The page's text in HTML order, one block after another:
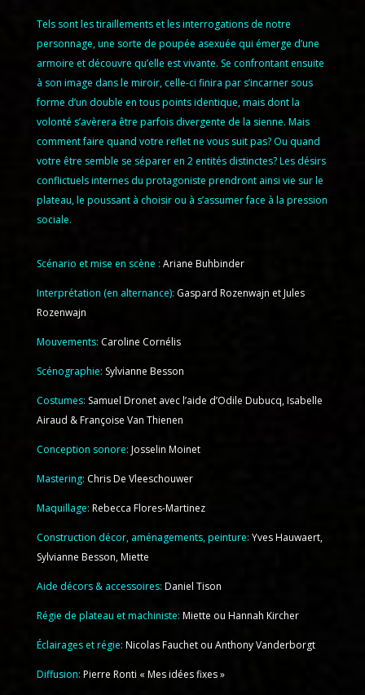
Tels sont les tiraillements et les interrogations de notre
personnage, une sorte de poupée asexuée qui émerge d’une
armoire et découvre qu’elle est vivante. Se confrontant ensuite
à son image dans le miroir, celle-ci finira par s’incarner sous
forme d’un double en tous points identique, mais dont la
volonté s’avèrera être parfois divergente de la sienne. Mais
comment faire quand votre reflet ne vous suit pas? Ou quand
votre être semble se séparer en 2 entités distinctes? Les désirs
conflictuels internes du protagoniste prendront ainsi vie sur le
plateau, le poussant à choisir ou à s’assumer face à la pression
sociale.
Scénario et mise en scène : Ariane Buhbinder
Interprétation (en alternance): Gaspard Rozenwajn et Jules
Rozenwajn
Mouvements: Caroline Cornélis
Scénographie: Sylvianne Besson
Costumes: Samuel Dronet avec l’aide d’Odile Dubucq, Isabelle
Airaud & Françoise Van Thienen
Conception sonore: Josselin Moinet
Mastering: Chris De Vleeschouwer
Maquillage: Rebecca Flores-Martinez
Construction décor, aménagements, peinture: Yves Hauwaert,
Sylvianne Besson, Miette
Aide décors & accessoires: Daniel Tison
Régie de plateau et machiniste: Miette ou Hannah Kircher
Éclairages et régie: Nicolas Fauchet ou Anthony Vanderborgt
Diffusion: Pierre Ronti « Mes idées fixes »